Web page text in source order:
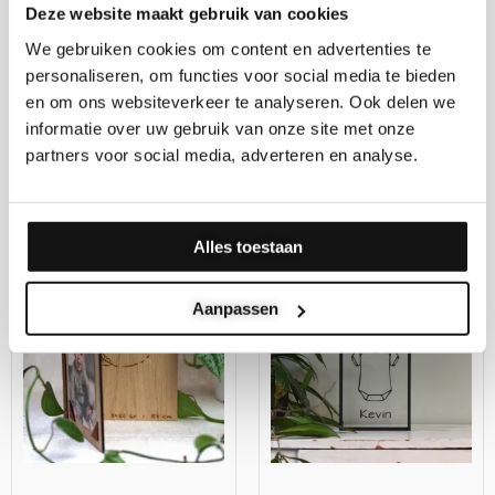
Deze website maakt gebruik van cookies
We gebruiken cookies om content en advertenties te
personaliseren, om functies voor social media te bieden
en om ons websiteverkeer te analyseren. Ook delen we
informatie over uw gebruik van onze site met onze
partners voor social media, adverteren en analyse.
Alles toestaan
Aanpassen
Pépinière de lettres en bois
Note
5.00
sur 5
€30.00 – €210.00
Décoration murale pour
chambre d’enfant – Cloud –
Créez votre propre design
€34.95
Plage
de
€34.95